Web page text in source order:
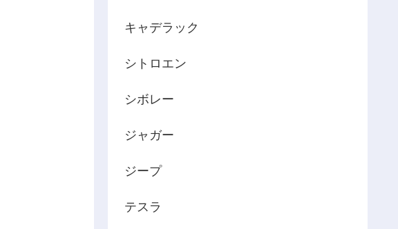
キャデラック
シトロエン
シボレー
ジャガー
ジープ
テスラ